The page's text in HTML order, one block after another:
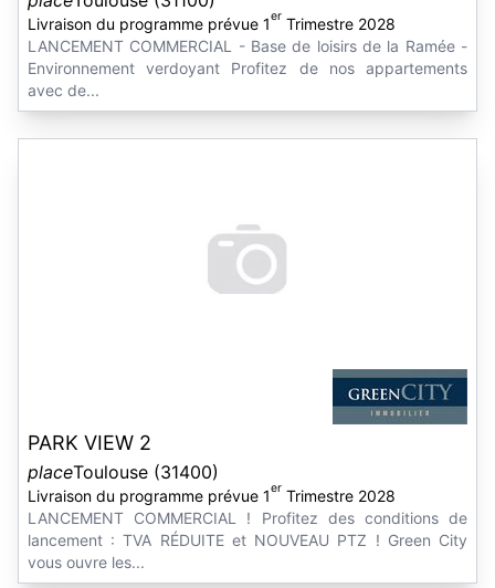
Livraison du programme prévue 1er Trimestre 2028
LANCEMENT COMMERCIAL - Base de loisirs de la Ramée -
Environnement verdoyant Profitez de nos appartements
avec de...
PARK VIEW 2
placeToulouse (31400)
Livraison du programme prévue 1er Trimestre 2028
LANCEMENT COMMERCIAL ! Profitez des conditions de
lancement : TVA RÉDUITE et NOUVEAU PTZ ! Green City
vous ouvre les...